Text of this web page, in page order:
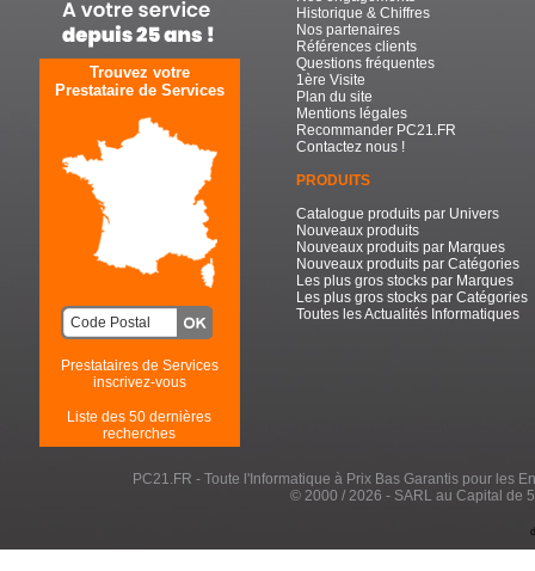
Trouvez votre
Prestataire de Services
Prestataires de Services
inscrivez-vous
Liste des 50 dernières
recherches
Historique & Chiffres
Nos partenaires
Références clients
Questions fréquentes
1ère Visite
Plan du site
Mentions légales
Recommander PC21.FR
Contactez nous !
PRODUITS
Catalogue produits par Univers
Nouveaux produits
Nouveaux produits par Marques
Nouveaux produits par Catégories
Les plus gros stocks par Marques
Les plus gros stocks par Catégories
Toutes les Actualités Informatiques
PC21.FR - Toute l'Informatique à Prix Bas Garantis pour les
© 2000 / 2026 - SARL au Capital de